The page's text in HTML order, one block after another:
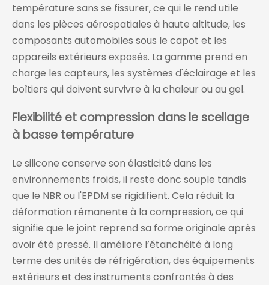
température sans se fissurer, ce qui le rend utile
dans les pièces aérospatiales à haute altitude, les
composants automobiles sous le capot et les
appareils extérieurs exposés. La gamme prend en
charge les capteurs, les systèmes d'éclairage et les
boîtiers qui doivent survivre à la chaleur ou au gel.
Flexibilité et compression dans le scellage
à basse température
Le silicone conserve son élasticité dans les
environnements froids, il reste donc souple tandis
que le NBR ou l'EPDM se rigidifient. Cela réduit la
déformation rémanente à la compression, ce qui
signifie que le joint reprend sa forme originale après
avoir été pressé. Il améliore l’étanchéité à long
terme des unités de réfrigération, des équipements
extérieurs et des instruments confrontés à des